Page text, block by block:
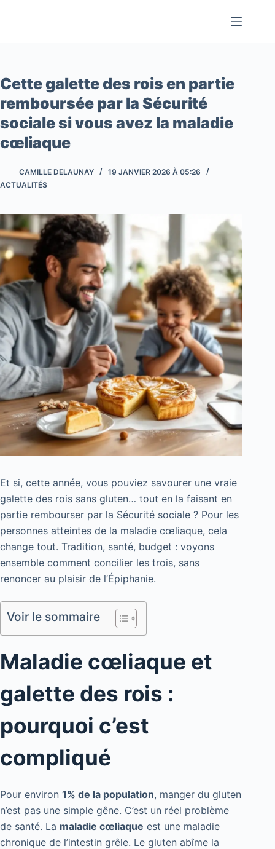
Cette galette des rois en partie
remboursée par la Sécurité
sociale si vous avez la maladie
cœliaque
CAMILLE DELAUNAY
19 JANVIER 2026 À 05:26
ACTUALITÉS
Et si, cette année, vous pouviez savourer une vraie
galette des rois sans gluten… tout en la faisant en
partie rembourser par la Sécurité sociale ? Pour les
personnes atteintes de la maladie cœliaque, cela
change tout. Tradition, santé, budget : voyons
ensemble comment concilier les trois, sans
renoncer au plaisir de l’Épiphanie.
Voir le sommaire
Maladie cœliaque et
galette des rois :
pourquoi c’est
compliqué
Pour environ 1% de la population, manger du gluten
n’est pas une simple gêne. C’est un réel problème
de santé. La maladie cœliaque est une maladie
chronique de l’intestin grêle. Le gluten abîme la